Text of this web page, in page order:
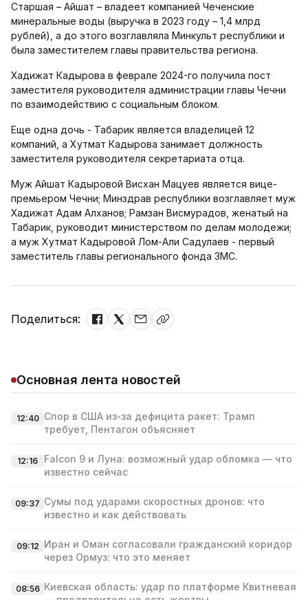
Старшая – Айшат – владеет компанией Чеченские
минеральные воды (выручка в 2023 году – 1,4 млрд
рублей), а до этого возглавляла Минкульт республики и
была заместителем главы правительства региона.
Хадижат Кадырова в феврале 2024-го получила пост
заместителя руководителя администрации главы Чечни
по взаимодействию с социальным блоком.
Еще одна дочь - Табарик является владелицей 12
компаний, а Хутмат Кадырова занимает должность
заместителя руководителя секретариата отца.
Муж Айшат Кадыровой Висхан Мацуев является вице-
премьером Чечни; Минздрав республики возглавляет муж
Хадижат Адам Алханов; Рамзан Висмурадов, женатый на
Табарик, руководит министерством по делам молодежи;
а муж Хутмат Кадыровой Лом-Али Садулаев - первый
заместитель главы регионального фонда ЗМС.
Поделиться:
Основная лента новостей
12:40 Спор в США из‑за дефицита ракет: Трамп
требует, Пентагон объясняет
12:16
Falcon 9 и Луна: возможный удар обломка — что
известно сейчас
09:37 Сумы под ударами скоростных дронов: что
известно и как действовать
09:12 Иран и Оман согласовали гражданский коридор
через Ормуз: что это меняет
08:56 Киевская область: удар по платформе Квитневая